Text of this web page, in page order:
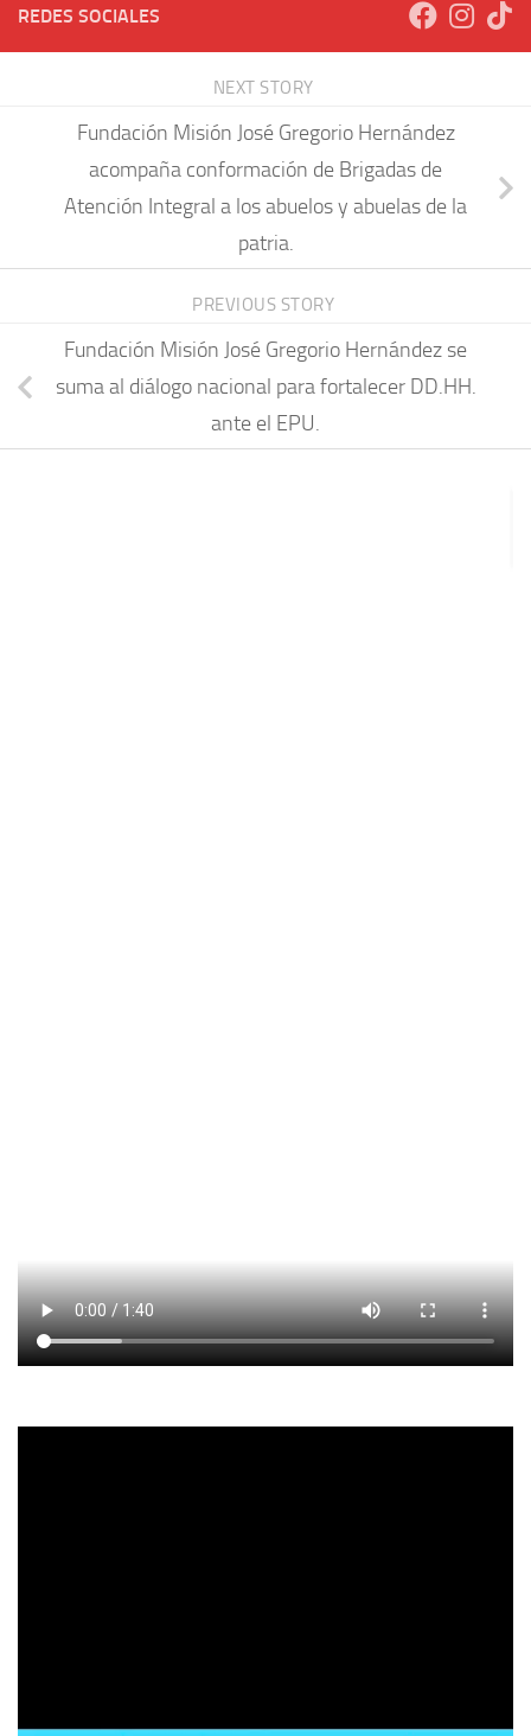
REDES SOCIALES
NEXT STORY
Fundación Misión José Gregorio Hernández
acompaña conformación de Brigadas de
Atención Integral a los abuelos y abuelas de la
patria.
PREVIOUS STORY
Fundación Misión José Gregorio Hernández se
suma al diálogo nacional para fortalecer DD.HH.
ante el EPU.